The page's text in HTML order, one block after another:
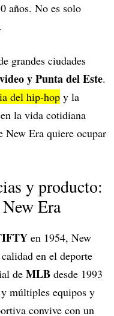
años. No es solo
grandes ciudades
y Punta del Este.
del hip-hop y la
la vida cotidiana
New Era quiere ocupar
y producto:
Era
en 1954, New
en el deporte
de MLB desde 1993
y múltiples equipos y
convive con un